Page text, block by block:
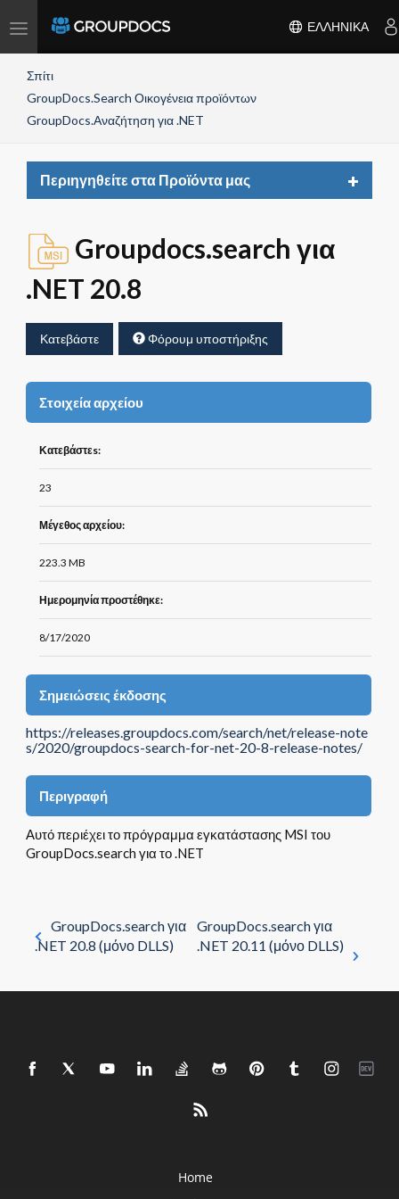
Toggle
ΕΛΛΗΝΙΚΆ
Σπίτι
GroupDocs.Search Οικογένεια προϊόντων
GroupDocs.Αναζήτηση για .NET
Περιηγηθείτε στα Προϊόντα μας
Toggle
Groupdocs.search για
.NET 20.8
Κατεβάστε Φόρουμ υποστήριξης
Στοιχεία αρχείου
Κατεβάστεs:
23
Μέγεθος αρχείου:
223.3 MB
Ημερομηνία προστέθηκε:
8/17/2020
Σημειώσεις έκδοσης
https://releases.groupdocs.com/search/net/release-note
s/2020/groupdocs-search-for-net-20-8-release-notes/
Περιγραφή
Αυτό περιέχει το πρόγραμμα εγκατάστασης MSI του
GroupDocs.search για το .NET
GroupDocs.search για
.NET 20.8 (μόνο DLLS)
GroupDocs.search για
.NET 20.11 (μόνο DLLS)
Home